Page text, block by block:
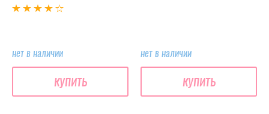
нет в наличии
купить
нет в наличии
купить